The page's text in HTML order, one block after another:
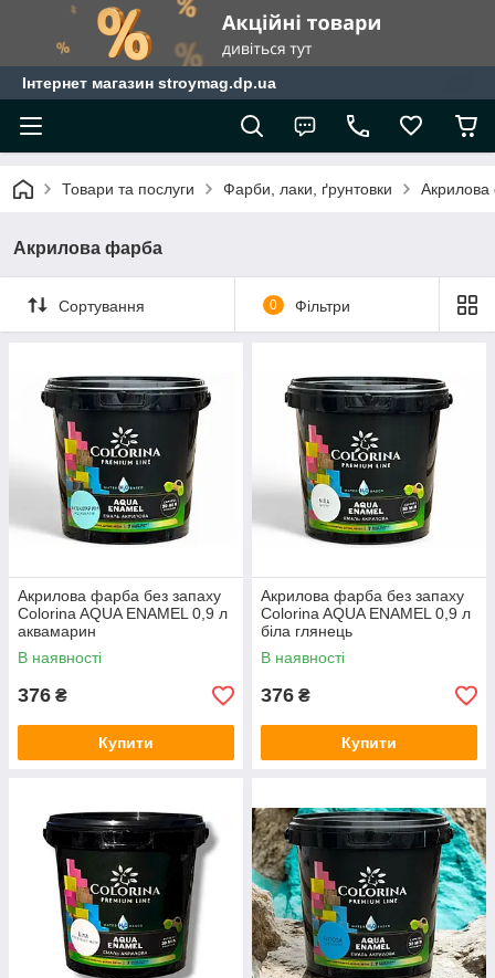
Інтернет магазин stroymag.dp.ua
Товари та послуги Фарби, лаки, ґрунтовки
Акрилова фарба
Сортування 0 Фільтри
Акрилова фарба без запаху
Colorina AQUA ENAMEL 0,9 л
аквамарин
В наявності
376 ₴
Купити
Акрилова фарба без запаху
Colorina AQUA ENAMEL 0,9 л
біла глянець
В наявності
376 ₴
Купити